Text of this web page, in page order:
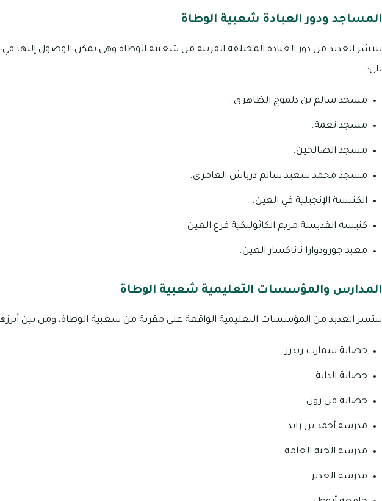
المساجد ودور العبادة شعبية الوطاة
تنتشر العديد من دور العبادة المختلفة القريبة من شعبية الوطاة وهى يمكن الوصول إليها في
يلي:
مسجد سالم بن دلموج الظاهري.
مسجد نعمة.
مسجد الصالحين.
مسجد محمد سعيد سالم درباش العامري.
الكنيسة الإنجيلية في العين.
كنيسة القديسة مريم الكاثوليكية فرع العين.
معبد جورودوارا ناناكسار العين.
المدارس والمؤسسات التعليمية شعبية الوطاة
تنتشر العديد من المؤسسات التعليمية الواقعة على مقربة من شعبية الوطاة، ومن بين أبرزها
حضانة سمارت ريدرز.
حضانة الدانة.
حضانة فن زون.
مدرسة أحمد بن زايد.
مدرسة الجنة العامة.
مدرسة الغدير.